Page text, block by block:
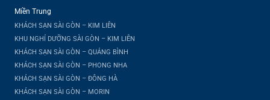
Miền Trung
KHÁCH SẠN SÀI GÒN – KIM LIÊN
KHU NGHỈ DƯỠNG SÀI GÒN – KIM LIÊN
KHÁCH SẠN SÀI GÒN – QUẢNG BÌNH
KHÁCH SẠN SÀI GÒN – PHONG NHA
KHÁCH SẠN SÀI GÒN – ĐÔNG HÀ
KHÁCH SẠN SÀI GÒN – MORIN